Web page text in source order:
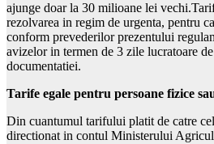
ajunge doar la 30 milioane lei
rezolvarea in regim de urgenta, pentru
conform prevederilor prezentului
avizelor in termen de 3 zile lucratoare
documentatiei.
Tarife egale pentru persoane fizice
Din cuantumul tarifului platit de catre
directionat in contul Ministerului